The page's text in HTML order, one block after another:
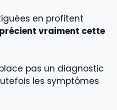
en profitent
vraiment cette
pas un diagnostic
les symptômes